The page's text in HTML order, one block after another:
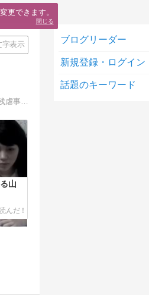
字表示
山
ブログリーダー
新規登録・ログイン
話題のキーワード
更できます。
閉じる